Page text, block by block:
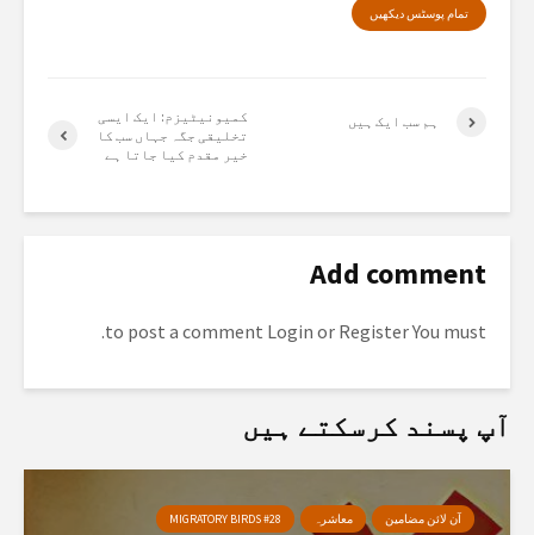
تمام پوسٹس دیکھیں
کمیونیٹیزم: ایک ایسی
تخلیقی جگہ جہاں سب کا
خیر مقدم کیا جاتا ہے
ہم سب ایک ہیں
Add comment
You must
Register
Login
آپ پسند کرسکتے ہیں
آن لائن مضامین معاشرہ MIGRATORY BIRDS #28